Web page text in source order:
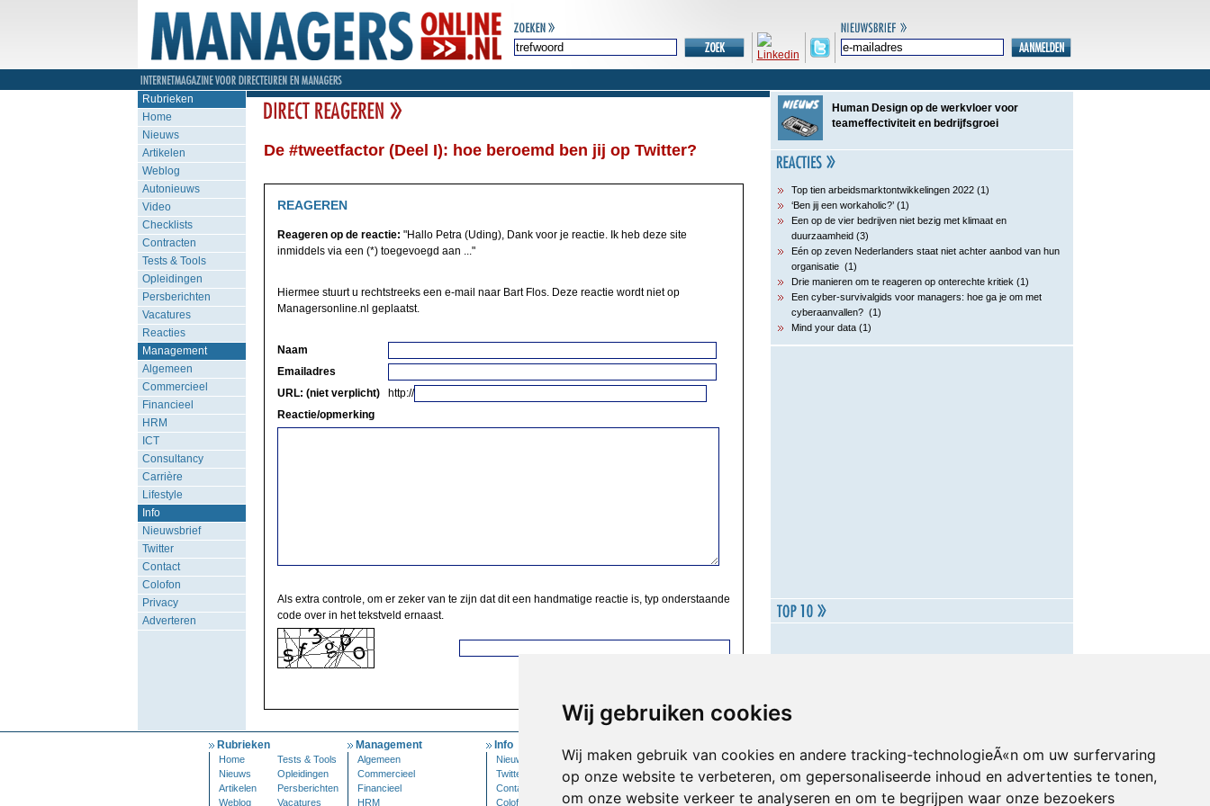
Wij gebruiken cookies
Wij maken gebruik van cookies en andere tracking-technologieÃ«n om uw surfervaring
op onze website te verbeteren, om gepersonaliseerde inhoud en advertenties te tonen,
om onze website verkeer te analyseren en om te begrijpen waar onze bezoekers
Rubrieken
Home
Nieuws
Artikelen
Weblog
Autonieuws
Video
Checklists
Contracten
Tests & Tools
Opleidingen
Persberichten
Vacatures
Reacties
Management
Algemeen
Commercieel
Financieel
HRM
ICT
Consultancy
Carrière
Lifestyle
Info
Nieuwsbrief
Twitter
Contact
Colofon
Privacy
Adverteren
De #tweetfactor (Deel I): hoe beroemd ben jij op Twitter?
REAGEREN
Reageren op de reactie: "Hallo Petra (Uding), Dank voor je reactie. Ik heb deze site
inmiddels via een (*) toegevoegd aan ..."
Hiermee stuurt u rechtstreeks een e-mail naar Bart Flos. Deze reactie wordt niet op
Managersonline.nl geplaatst.
Naam
Emailadres
URL: (niet verplicht)
http://
Reactie/opmerking
Als extra controle, om er zeker van te zijn dat dit een handmatige reactie is, typ onderstaande
code over in het tekstveld ernaast.
Human Design op de werkvloer voor
teameffectiviteit en bedrijfsgroei
Top tien arbeidsmarktontwikkelingen 2022 (1)
‘Ben jij een workaholic?’ (1)
Een op de vier bedrijven niet bezig met klimaat en
duurzaamheid (3)
Eén op zeven Nederlanders staat niet achter aanbod van hun
organisatie (1)
Drie manieren om te reageren op onterechte kritiek (1)
Een cyber-survivalgids voor managers: hoe ga je om met
cyberaanvallen? (1)
Mind your data (1)
Rubrieken
Home
Tests & Tools
Nieuws
Opleidingen
Artikelen
Persberichten
Weblog
Vacatures
Management
Algemeen
Commercieel
Financieel
HRM
Info
Nieuwsbrief
Twitter
Contact
Colofon
Inloggen